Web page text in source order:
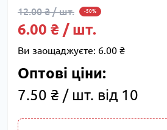
12.00 ₴ / шт. -50%
6.00 ₴ / шт.
Ви заощаджуєте: 6.00 ₴
Оптові ціни:
7.50 ₴ / шт. від 10